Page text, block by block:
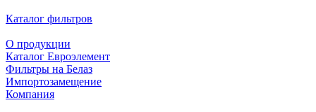
Каталог фильтров
О продукции
Каталог Евроэлемент
Фильтры на Белаз
Импортозамещение
Компания